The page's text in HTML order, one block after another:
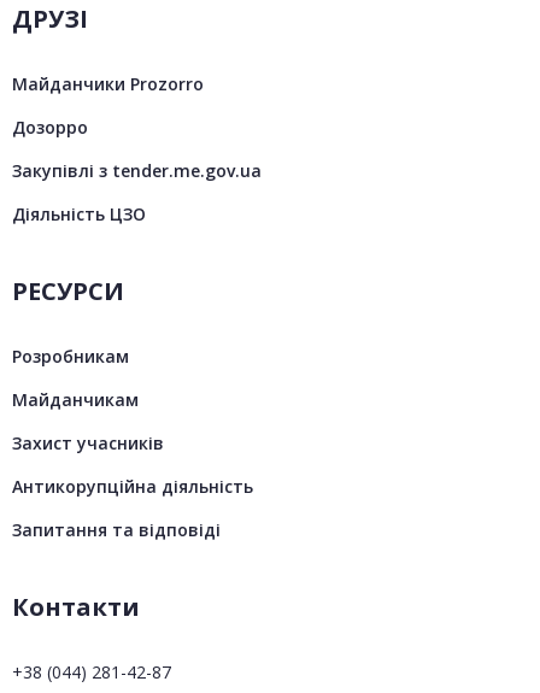
ДРУЗІ
Майданчики Prozorro
Дозорро
Закупівлі з tender.me.gov.ua
Діяльність ЦЗО
РЕСУРСИ
Розробникам
Майданчикам
Захист учасників
Антикорупційна діяльність
Запитання та відповіді
Контакти
+38 (044) 281-42-87